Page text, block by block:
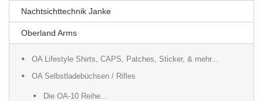
Nachtsichttechnik Janke
Oberland Arms
OA Lifestyle Shirts, CAPS, Patches, Sticker, & mehr...
OA Selbstladebüchsen / Rifles
Die OA-10 Reihe...